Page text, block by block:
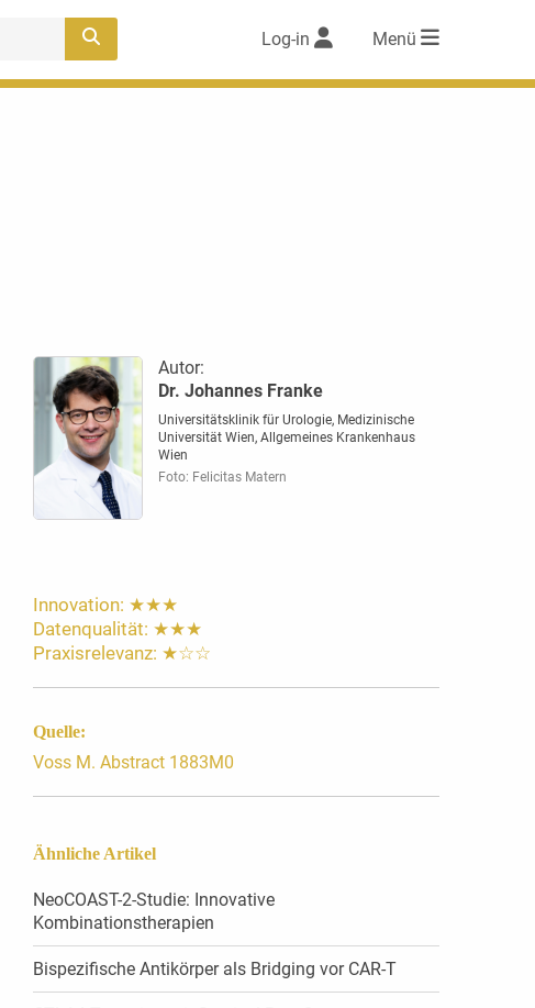
Log-in Menü
Autor:
Dr. Johannes Franke
Universitätsklinik für Urologie, Medizinische
Universität Wien, Allgemeines Krankenhaus
Wien
Foto: Felicitas Matern
Innovation: ★★★
Datenqualität: ★★★
Praxisrelevanz: ★☆☆
Quelle:
Voss M. Abstract 1883M0
Ähnliche Artikel
NeoCOAST-2-Studie: Innovative
Kombinationstherapien
Bispezifische Antikörper als Bridging vor CAR-T